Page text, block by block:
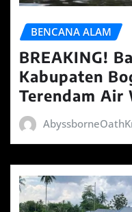
BENCANA ALAM
BREAKING!
Kabupaten
Terendam Air